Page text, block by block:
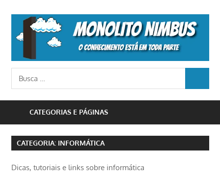
content
o
conhecimento
parte
Busca
para:
CATEGORIAS E PÁGINAS
CATEGORIA: INFORMÁTICA
Dicas, tutoriais e links sobre informática